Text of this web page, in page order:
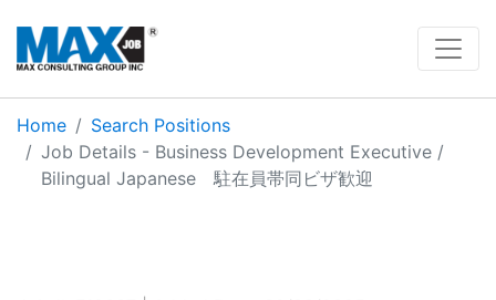
Home
Search Positions
Job Details - Business Development Executive /
Bilingual Japanese 駐在員帯同ビザ歓迎